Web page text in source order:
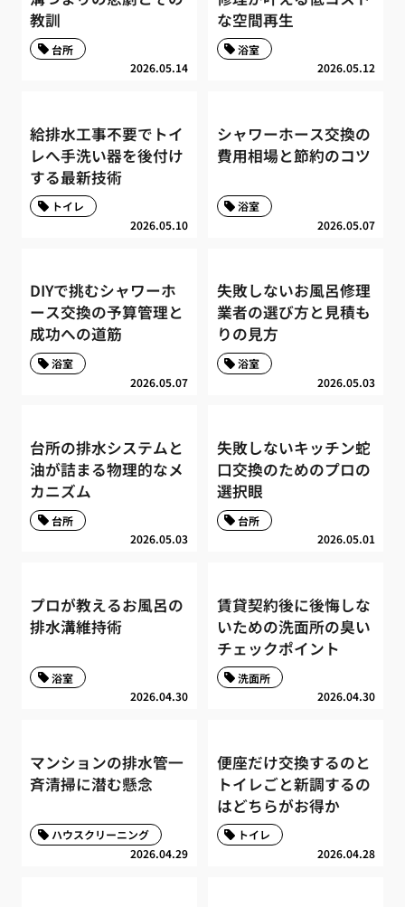
教訓
2026.05.14
台所
な空間再生
2026.05.12
浴室
給排水工事不要でトイ
レへ手洗い器を後付け
する最新技術
2026.05.10
トイレ
シャワーホース交換の
費用相場と節約のコツ
2026.05.07
浴室
DIYで挑むシャワーホ
ース交換の予算管理と
成功への道筋
2026.05.07
浴室
失敗しないお風呂修理
業者の選び方と見積も
りの見方
2026.05.03
浴室
台所の排水システムと
油が詰まる物理的なメ
カニズム
2026.05.03
台所
失敗しないキッチン蛇
口交換のためのプロの
選択眼
2026.05.01
台所
プロが教えるお風呂の
排水溝維持術
2026.04.30
浴室
賃貸契約後に後悔しな
いための洗面所の臭い
チェックポイント
2026.04.30
洗面所
マンションの排水管一
斉清掃に潜む懸念
2026.04.29
ハウスクリーニング
便座だけ交換するのと
トイレごと新調するの
はどちらがお得か
2026.04.28
トイレ